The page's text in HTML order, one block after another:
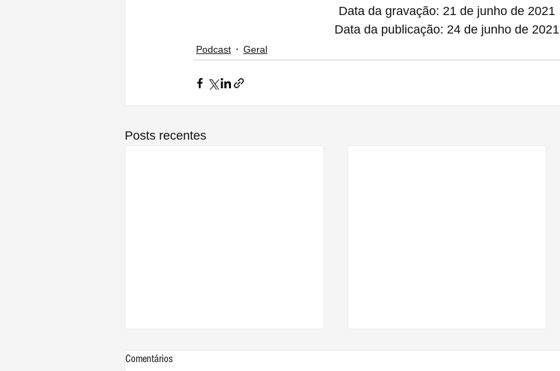
Data da gravação: 21 de junho de 2021
Data da publicação: 24 de junho de 2021
Podcast Geral
Posts recentes
Comentários